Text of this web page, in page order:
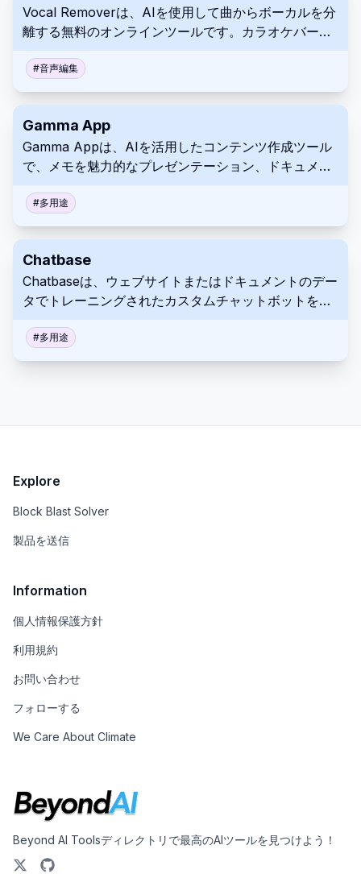
Vocal Removerは、AIを使用して曲からボーカルを分
離する無料のオンラインツールです。カラオケバージ
#音声編集
Gamma App
Gamma Appは、AIを活用したコンテンツ作成ツール
で、メモを魅力的なプレゼンテーション、ドキュメン
利用して、使いやすいテンプレートとノーコード編集
により、プロフェッショナルな品質の結果を生成しま
を埋め込むなどのインタラクティブな機能を提供し、
チームメンバーやクライアント間の簡単なコラボレー
ションを促進します。
#多用途
Chatbase
Chatbaseは、ウェブサイトまたはドキュメントのデー
タでトレーニングされたカスタムチャットボットを作
ードするかリンクするだけで、Chatbaseはコンテンツ
に合わせてカスタマイズされた専用のチャットボット
#多用途
Explore
Block Blast Solver
製品を送信
Information
個人情報保護方針
利用規約
お問い合わせ
フォローする
We Care About Climate
Beyond AI Toolsディレクトリで最高のAIツールを見つけよう！